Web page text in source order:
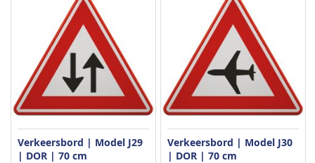
Verkeersbord | Model J29
| DOR | 70 cm
Verkeersbord | Model J30
| DOR | 70 cm